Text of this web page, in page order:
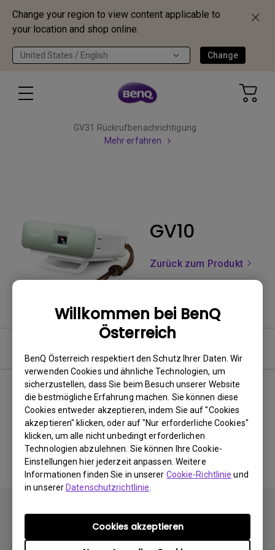
Change your region to view content applicable to
your location and shop online.
United States / English Change
Willkommen bei BenQ
Österreich
BenQ Österreich respektiert den Schutz Ihrer Daten. Wir
verwenden Cookies und ähnliche Technologien, um
sicherzustellen, dass Sie beim Besuch unserer Website
die bestmögliche Erfahrung machen. Sie können diese
Cookies entweder akzeptieren, indem Sie auf "Cookies
akzeptieren" klicken, oder auf "Nur erforderliche Cookies"
klicken, um alle nicht unbedingt erforderlichen
Technologien abzulehnen. Sie können Ihre Cookie-
Einstellungen hier jederzeit anpassen. Weitere
Informationen finden Sie in unserer Cookie-Richtlinie und
in unsererDatenschutzrichtlinie
Cookies akzeptieren
GV31 Rückrufbenachrichtigung
Mehr erfahren
GV10
Zurück zum Produkt
Keine zugehörigen Software
&amp; Treiber